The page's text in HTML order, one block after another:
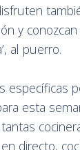
y
al puerro.
específicas
esta
directo,